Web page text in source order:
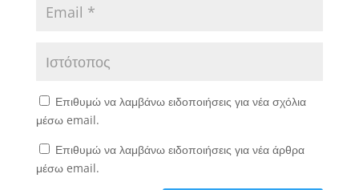
Επιθυμώ να λαμβάνω ειδοποιήσεις για νέα σχόλια
μέσω email.
Επιθυμώ να λαμβάνω ειδοποιήσεις για νέα άρθρα
μέσω email.